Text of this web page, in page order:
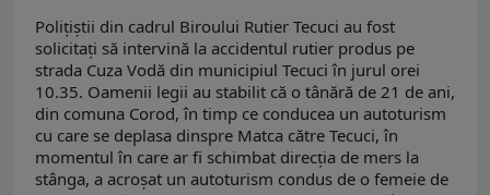
Polițiștii din cadrul Biroului Rutier Tecuci au fost
solicitați să intervină la accidentul rutier produs pe
strada Cuza Vodă din municipiul Tecuci în jurul orei
10.35. Oamenii legii au stabilit că o tânără de 21 de ani,
din comuna Corod, în timp ce conducea un autoturism
cu care se deplasa dinspre Matca către Tecuci, în
momentul în care ar fi schimbat direcția de mers la
stânga, a acroșat un autoturism condus de o femeie de